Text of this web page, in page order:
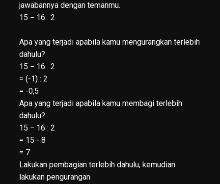
jawabannya dengan temanmu.
15 − 16 : 2
Apa yang terjadi apabila kamu mengurangkan terlebih
dahulu?
15 − 16 : 2
= (-1) : 2
= -0,5
Apa yang terjadi apabila kamu membagi terlebih
dahulu?
15 − 16 : 2
= 15 - 8
= 7
Lakukan pembagian terlebih dahulu, kemudian
lakukan pengurangan